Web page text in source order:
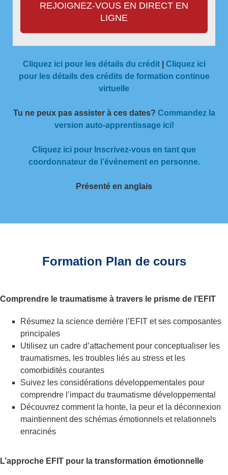
REJOIGNEZ-VOUS EN DIRECT EN
LIGNE
Cliquez ici pour les détails du crédit| Cliquez ici
pour les détails des crédits de formation continue
virtuelle
Tu ne peux pas assister à ces dates? Commandez la
version auto-apprentissage ici!
Cliquez ici pour Inscrivez-vous en tant que
coordonnateur de l’événement en personne.
Présenté en anglais
Formation Plan de cours
Comprendre le traumatisme à travers le prisme de l’EFIT
Résumez la science derrière l’EFIT et ses composantes
principales
Utilisez un cadre d’attachement pour conceptualiser les
traumatismes, les troubles liés au stress et les
comorbidités courantes
Suivez les considérations développementales pour
comprendre l’impact du traumatisme développemental
Découvrez comment la honte, la peur et la déconnexion
maintiennent des schémas émotionnels et relationnels
enracinés
L’approche EFIT pour la transformation émotionnelle